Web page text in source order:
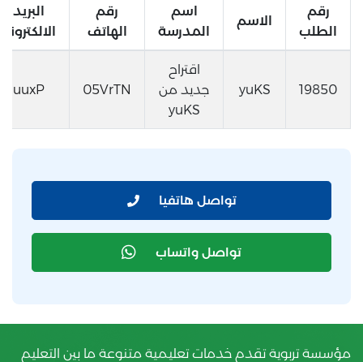
رقم
الطلب
الاسم
اسم
المدرسة
رقم
الهاتف
البريد
الالكتروني
19850
yuKS
اقتراح
جديد من
yuKS
05VrTN
uuxP
تواصل هاتفيا
تواصل واتساب
مؤسسة تربوية تقدم خدمات تعليمية متنوعة ما بين التعليم